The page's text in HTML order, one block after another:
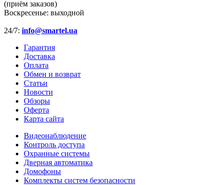
(приём заказов)
Воскресенье: выходной
24/7: info@smartel.ua
Гарантия
Доставка
Оплата
Обмен и возврат
Статьи
Новости
Обзоры
Оферта
Карта сайта
Видеонаблюдение
Контроль доступа
Охранные системы
Дверная автоматика
Домофоны
Комплекты систем безопасности